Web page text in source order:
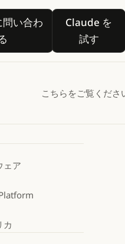
い合わ
営業担当に問い合わせる
Claude を
試す
Claude
こちらをご覧くださ
して職場
ェア
カ